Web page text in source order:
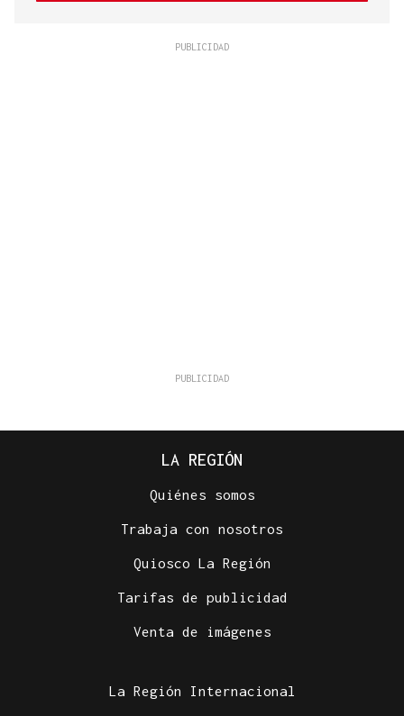
LA REGIÓN
Quiénes somos
Trabaja con nosotros
Quiosco La Región
Tarifas de publicidad
Venta de imágenes
La Región Internacional